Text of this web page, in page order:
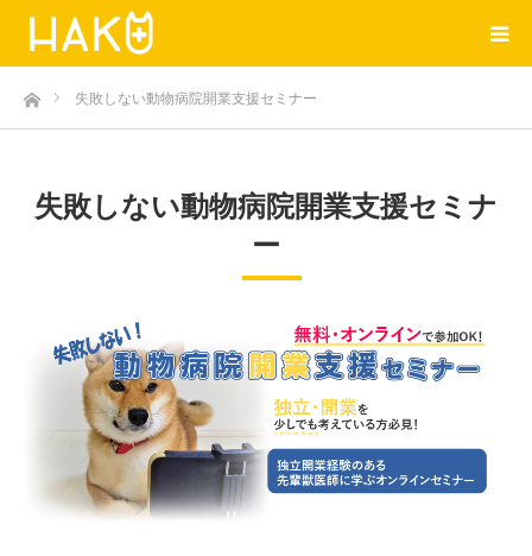
ホーム失敗しない動物病院開業支援セミナー
失敗しない動物病院開業支援セミナ
ー